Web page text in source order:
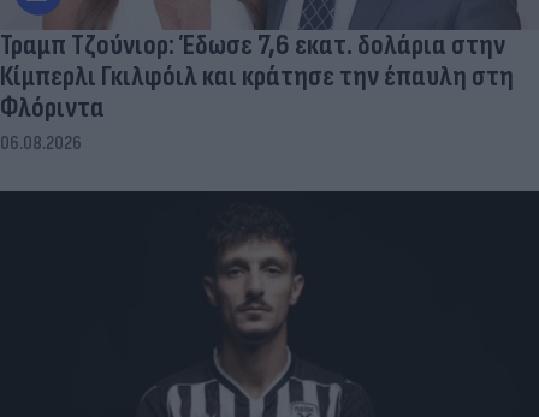
Τραμπ Τζούνιορ: Έδωσε 7,6 εκατ. δολάρια στην
Κίμπερλι Γκιλφόιλ και κράτησε την έπαυλη στη
Φλόριντα
06.08.2026